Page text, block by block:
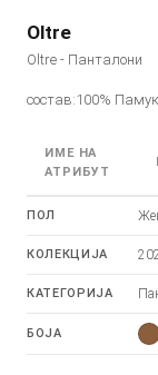
Oltre
Oltre - Панталони
состав:100%
ИМЕ НА
АТРИБУТ
ПОЛ
КОЛЕКЦИЈА
КАТЕГОРИЈА
БОЈА